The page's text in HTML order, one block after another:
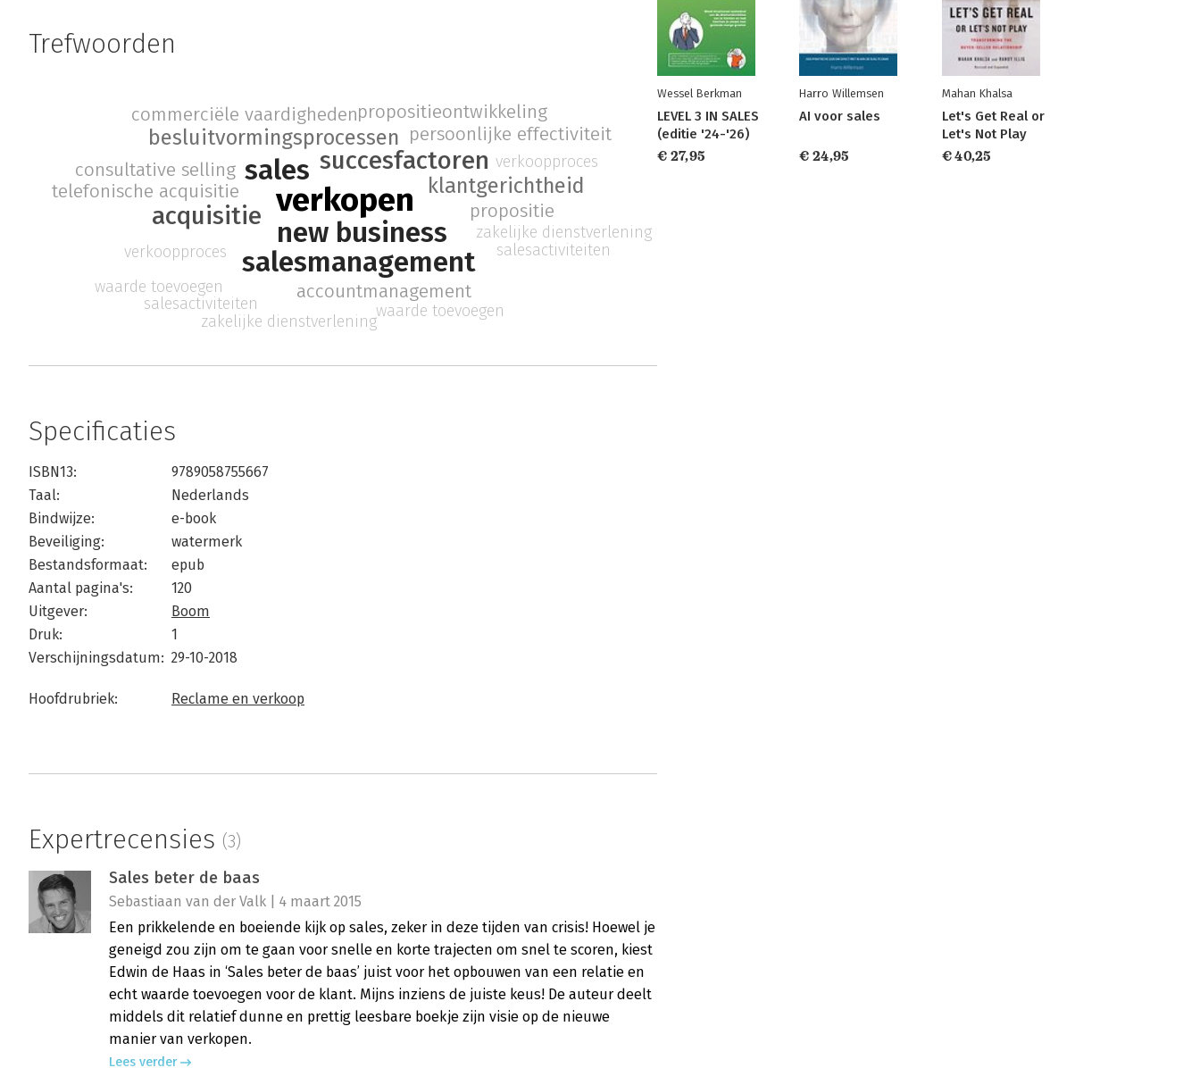
Trefwoorden
verkopen
new business
sales
salesmanagement
succesfactoren
acquisitie
besluitvormingsprocessen
klantgerichtheid
propositie
accountmanagement
commerciële vaardighedenpropositieontwikkeling
persoonlijke effectiviteit
telefonische acquisitie
consultative selling
verkoopproces
zakelijke dienstverlening
salesactiviteiten
waarde toevoegen
verkoopproces
zakelijke dienstverlening
salesactiviteiten
waarde toevoegen
Specificaties
ISBN13:
9789058755667
Taal:
Nederlands
Bindwijze:
e-book
Beveiliging:
watermerk
Bestandsformaat:
epub
Aantal pagina's:
120
Uitgever:
Boom
Druk:
1
Verschijningsdatum: 29-10-2018
Hoofdrubriek: Reclame en verkoop
Expertrecensies (3)
Sales beter de baas
Sebastiaan van der Valk | 4 maart 2015
Een prikkelende en boeiende kijk op sales, zeker in deze tijden van crisis! Hoewel je
geneigd zou zijn om te gaan voor snelle en korte trajecten om snel te scoren, kiest
Edwin de Haas in ‘Sales beter de baas’ juist voor het opbouwen van een relatie en
echt waarde toevoegen voor de klant. Mijns inziens de juiste keus! De auteur deelt
middels dit relatief dunne en prettig leesbare boekje zijn visie op de nieuwe
manier van verkopen.
Lees verder
Wessel Berkman
LEVEL 3 IN SALES
(editie '24-'26)
€ 27,95
Harro Willemsen
AI voor sales
€ 24,95
Mahan Khalsa
Let's Get Real or
Let's Not Play
€ 40,25